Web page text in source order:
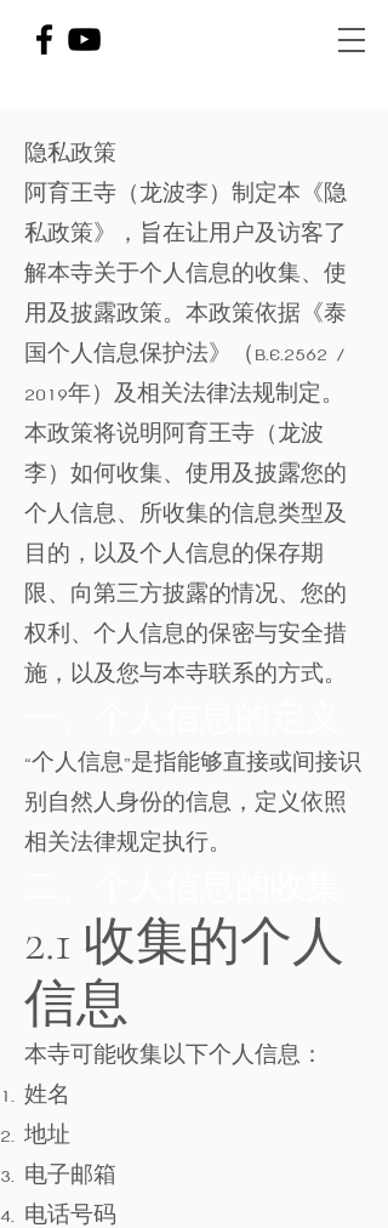
隐私政策
阿育王寺（龙波李）制定本《隐
私政策》，旨在让用户及访客了
解本寺关于个人信息的收集、使
用及披露政策。本政策依据《泰
国个人信息保护法》（B.E.2562 /
2019年）及相关法律法规制定。
本政策将说明阿育王寺（龙波
李）如何收集、使用及披露您的
个人信息、所收集的信息类型及
目的，以及个人信息的保存期
限、向第三方披露的情况、您的
权利、个人信息的保密与安全措
施，以及您与本寺联系的方式。
“个人信息”是指能够直接或间接识
别自然人身份的信息，定义依照
相关法律规定执行。
2.1 收集的个人
信息
本寺可能收集以下个人信息：
姓名
地址
电子邮箱
电话号码